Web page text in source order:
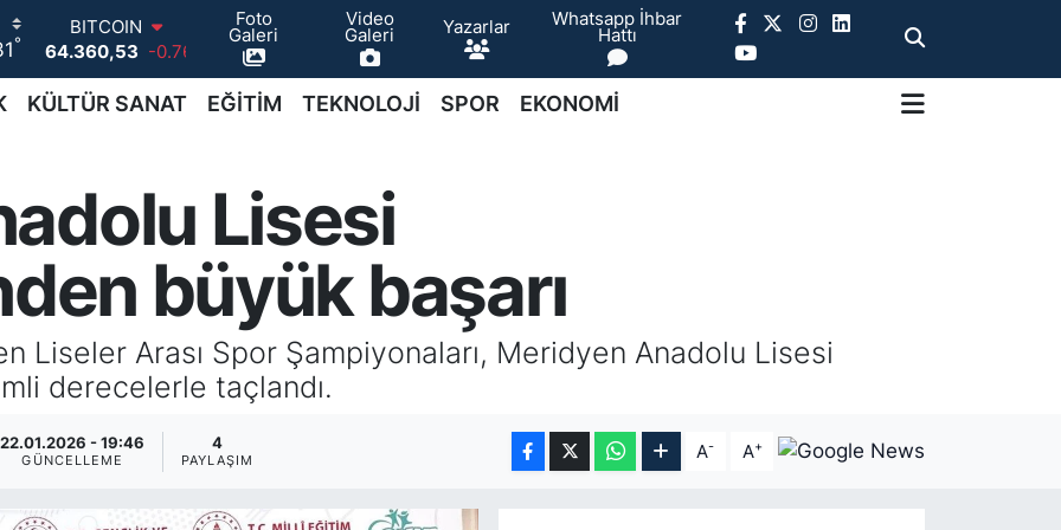
°
DOLAR
47,7069
0.17
EURO
55,0265 0.01
6618.49
2.12
BİST100
13.887
64
BITCOIN
64.360,53
-0.76
Foto
Galeri
Video
Galeri Yazarlar Whatsapp İhbar
Hattı
KÜLTÜR SANAT EĞİTİM TEKNOLOJİ SPOR EKONOMİ
Lisesi
büyük başarı
Liseler Arası Spor Şampiyonaları, Meridyen Anadolu Lisesi
derecelerle taçlandı.
22.01.2026 - 19:46
GÜNCELLEME
4
PAYLAŞIM A- A+